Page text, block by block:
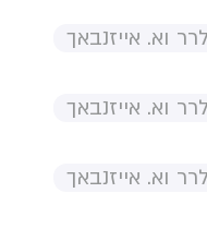
וא. אייזנבאך
וא. אייזנבאך
וא. אייזנבאך